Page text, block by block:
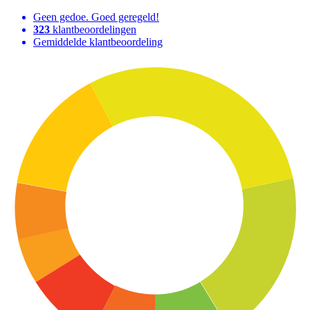
Geen gedoe. Goed geregeld!
323 klantbeoordelingen
Gemiddelde klantbeoordeling